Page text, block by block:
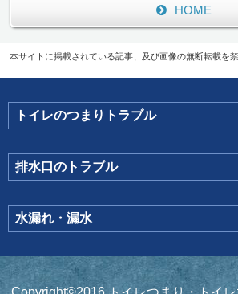
HOME
本サイトに掲載されている記事、及び画像の無断転載を禁
トイレのつまりトラブル
排水口のトラブル
水漏れ・漏水